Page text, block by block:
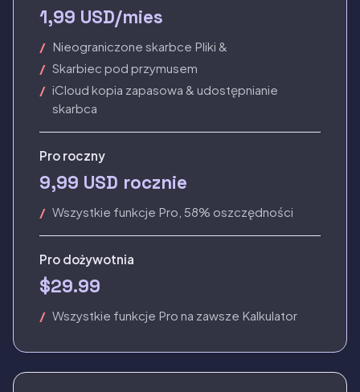
1,99 USD/mies
Nieograniczone skarbce Pliki &
Skarbiec pod przymusem
iCloud kopia zapasowa & udostępnianie
skarbca
Pro roczny
9,99 USD rocznie
Wszystkie funkcje Pro, 58% oszczędności
Pro dożywotnia
$29.99
Wszystkie funkcje Pro na zawsze Kalkulator